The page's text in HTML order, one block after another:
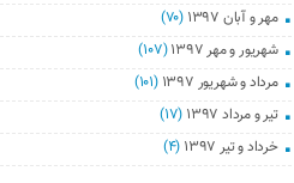
مهر و آبان ۱۳۹۷
(۷۰)
شهریور و مهر ۱۳۹۷
(۱۰۷)
مرداد و شهریور ۱۳۹۷
(۱۰۱)
تیر و مرداد ۱۳۹۷
(۱۷)
خرداد و تیر ۱۳۹۷
(۴)